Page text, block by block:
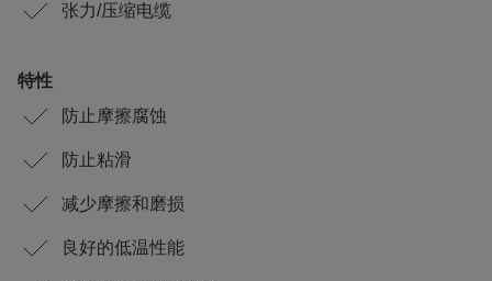
张力/压缩电缆
特性
防止摩擦腐蚀
防止粘滑
减少摩擦和磨损
良好的低温性能